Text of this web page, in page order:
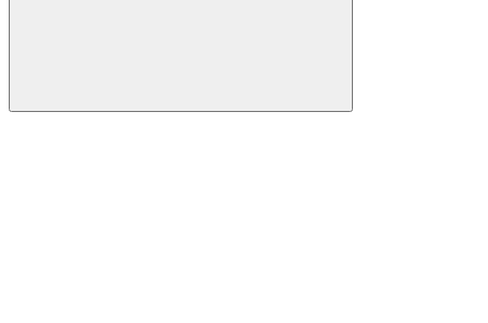
Buscar